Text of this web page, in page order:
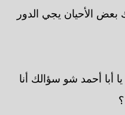
بعض الأحيان يجي الدور
أبا أحمد شو سؤالك أنا